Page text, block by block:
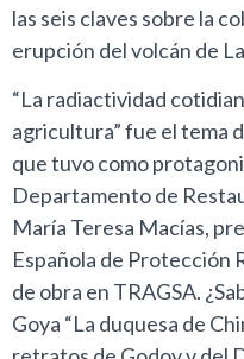
las seis claves sobre la
erupción del volcán de
“La radiactividad
agricultura” fue el tema
que tuvo como
Departamento de
María Teresa Macías,
Española de Protección
de obra en TRAGSA.
Goya “La duquesa de